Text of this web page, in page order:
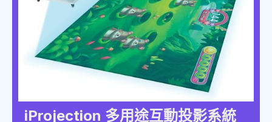
iProjection 多用途互動投影系統